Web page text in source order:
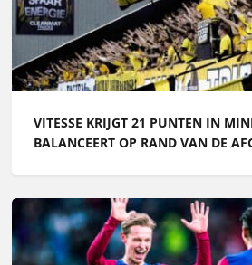
VITESSE KRIJGT 21 PUNTEN IN
BALANCEERT OP RAND VAN DE